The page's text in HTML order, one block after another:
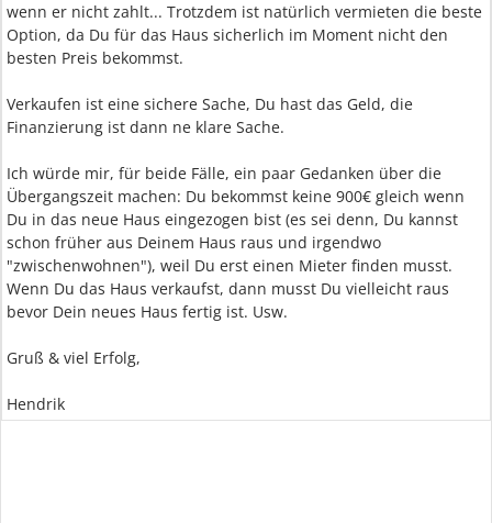
wenn er nicht zahlt... Trotzdem ist natürlich vermieten die beste
Option, da Du für das Haus sicherlich im Moment nicht den
besten Preis bekommst.
Verkaufen ist eine sichere Sache, Du hast das Geld, die
Finanzierung ist dann ne klare Sache.
Ich würde mir, für beide Fälle, ein paar Gedanken über die
Übergangszeit machen: Du bekommst keine 900€ gleich wenn
Du in das neue Haus eingezogen bist (es sei denn, Du kannst
schon früher aus Deinem Haus raus und irgendwo
"zwischenwohnen"), weil Du erst einen Mieter finden musst.
Wenn Du das Haus verkaufst, dann musst Du vielleicht raus
bevor Dein neues Haus fertig ist. Usw.
Gruß & viel Erfolg,
Hendrik